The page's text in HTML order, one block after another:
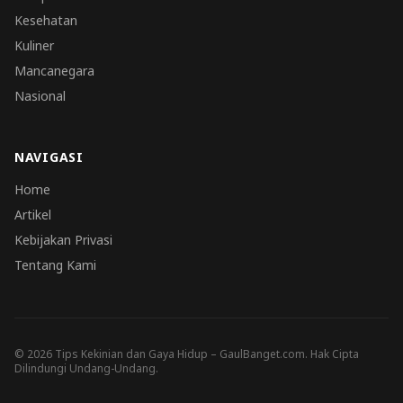
Kesehatan
Kuliner
Mancanegara
Nasional
NAVIGASI
Home
Artikel
Kebijakan Privasi
Tentang Kami
© 2026 Tips Kekinian dan Gaya Hidup – GaulBanget.com. Hak Cipta
Dilindungi Undang-Undang.